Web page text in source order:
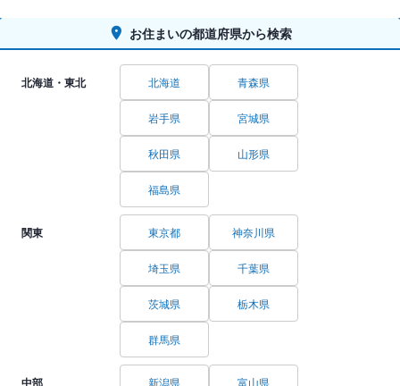
お住まいの都道府県から検索
北海道・東北 北海道 青森県
岩手県 宮城県
秋田県 山形県
福島県
関東 東京都 神奈川県
埼玉県 千葉県
茨城県 栃木県
群馬県
中部 新潟県 富山県